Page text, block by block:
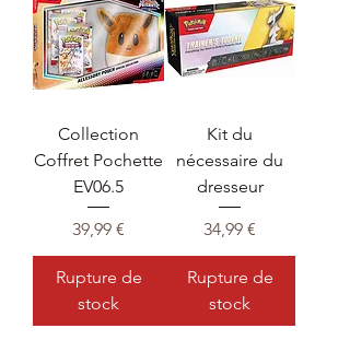
Collection
Coffret Pochette
EV06.5
Prix
39,99 €
Rupture de
stock
Kit du
nécessaire du
dresseur
Prix
34,99 €
Rupture de
stock